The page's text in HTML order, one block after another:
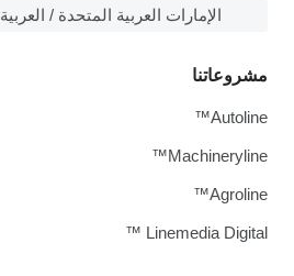
الإمارات العربية المتحدة / العربية
مشروعاتنا
Autoline™
Machineryline™
Agroline™
Linemedia Digital ™